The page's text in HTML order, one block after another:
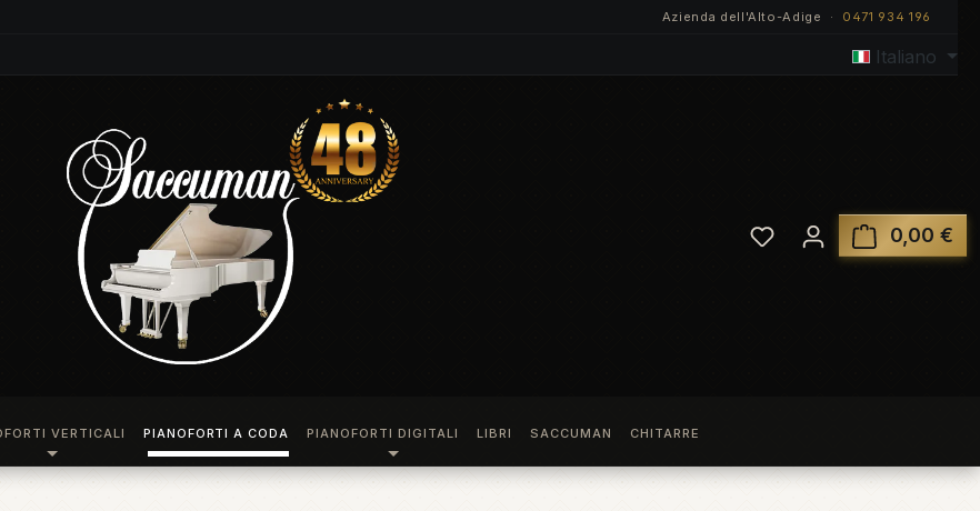
Azienda dell'Alto-Adige · 0471 934 196
Italiano
Hai 0 articoli nella lista
0,00 €
VERTICALI PIANOFORTI A CODA PIANOFORTI DIGITALI LIBRI SACCUMAN CHITARRE